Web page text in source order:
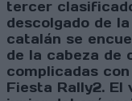
tercer
descolgado de
catalán se
de la cabeza de
complicadas
Fiesta Rally2. El